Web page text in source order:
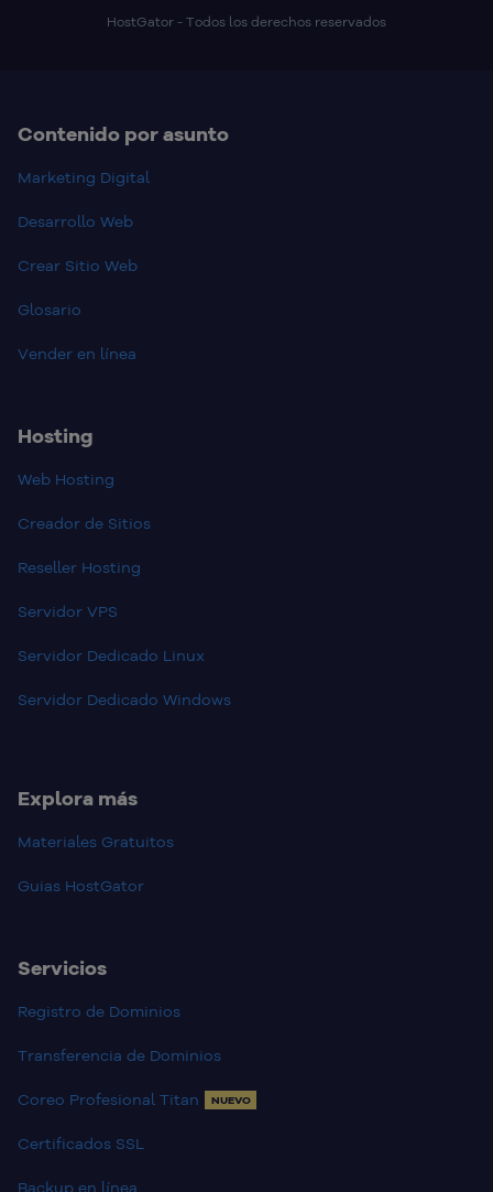
HostGator - Todos los derechos reservados
Contenido por asunto
Marketing Digital
Desarrollo Web
Crear Sitio Web
Glosario
Vender en línea
Hosting
Web Hosting
Creador de Sitios
Reseller Hosting
Servidor VPS
Servidor Dedicado Linux
Servidor Dedicado Windows
Explora más
Materiales Gratuitos
Guias HostGator
Servicios
Registro de Dominios
Transferencia de Dominios
Coreo Profesional Titan NUEVO
Certificados SSL
Backup en línea